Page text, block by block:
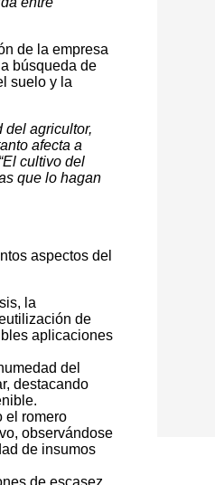
de la empresa
búsqueda de
suelo y la
del agricultor,
afecta a
“El cultivo del
que lo hagan
aspectos del
la
de
aplicaciones
del
destacando
el romero
observándose
de insumos